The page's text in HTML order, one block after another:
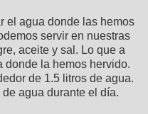
el agua donde las hemos
servir en nuestras
aceite y sal. Lo que a
donde la hemos hervido.
de 1.5 litros de agua.
agua durante el día.